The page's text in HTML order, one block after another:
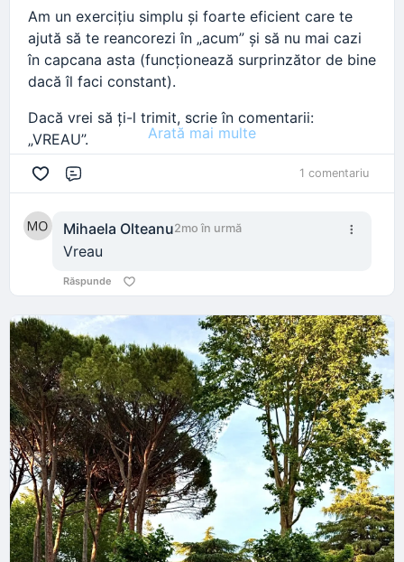
Am un exercițiu simplu și foarte eficient care te
ajută să te reancorezi în „acum” și să nu mai cazi
în capcana asta (funcționează surprinzător de bine
dacă îl faci constant).
Dacă vrei să ți-l trimit, scrie în comentarii:
„VREAU”.
#resetpentrusuflet
#viitor
#anxiety
Arată mai multe
1 comentariu
Mihaela Olteanu2mo în urmă
Vreau
Răspunde